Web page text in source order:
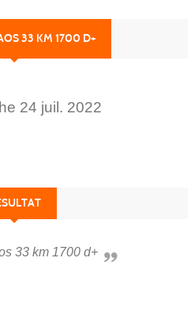
33 KM 1700 D+
24 juil. 2022
33 km 1700 d+